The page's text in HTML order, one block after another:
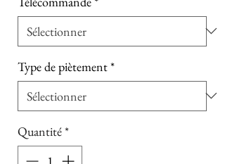
Type de piètement*
Quantité*